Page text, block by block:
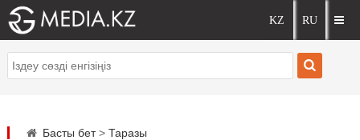
Басты бет> Таразы